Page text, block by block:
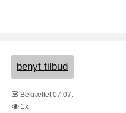
benyt tilbud
Bekræftet 07.07.
1x